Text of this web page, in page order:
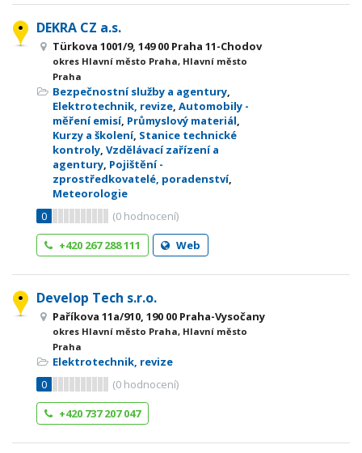
DEKRA CZ a.s.
Türkova 1001/9, 149 00 Praha 11-Chodov
okres Hlavní město Praha, Hlavní město
Praha
Bezpečnostní služby a agentury,
Elektrotechnik, revize, Automobily -
měření emisí, Průmyslový materiál,
Kurzy a školení, Stanice technické
kontroly, Vzdělávací zařízení a
agentury, Pojištění -
zprostředkovatelé, poradenství,
Meteorologie
0
(0 hodnocení)
+420 267 288 111
Web
Develop Tech s.r.o.
Paříkova 11a/910, 190 00 Praha-Vysočany
okres Hlavní město Praha, Hlavní město
Praha
Elektrotechnik, revize
0
(0 hodnocení)
+420 737 207 047